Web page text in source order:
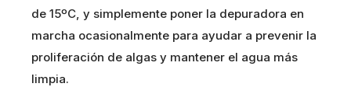
de 15ºC, y simplemente poner la depuradora en
marcha ocasionalmente para ayudar a prevenir la
proliferación de algas y mantener el agua más
limpia.